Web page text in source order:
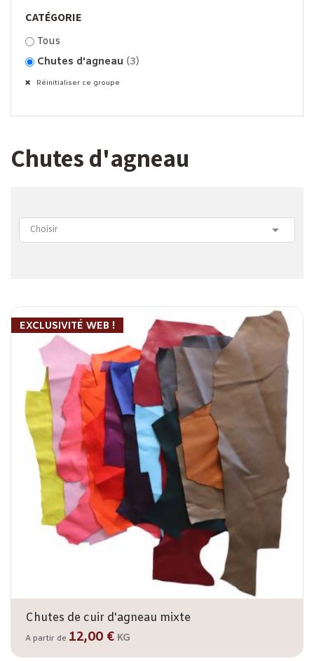
CATÉGORIE
Tous
Chutes d'agneau (3)
Réinitialiser ce groupe
Chutes d'agneau
Choisir 
Chutes de cuir d'agneau mixte
EXCLUSIVITÉ WEB !
A partir de 12,00 € KG